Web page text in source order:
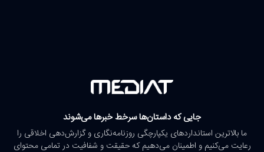
جایی که داستان‌ها سرخط خبرها می‌شوند
ما بالاترین استانداردهای یکپارچگی روزنامه‌نگاری و گزارش‌دهی اخلاقی را
رعایت می‌کنیم و اطمینان می‌دهیم که حقیقت و شفافیت در تمامی محتوای